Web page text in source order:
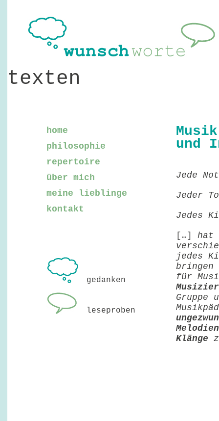
texten
home
philosophie
repertoire
über mich
meine lieblinge
kontakt
gedanken
leseproben
und
Jede
Jeder
Jedes
[…] hat
jedes
bringen
für
Gruppe
Melodien
Klänge